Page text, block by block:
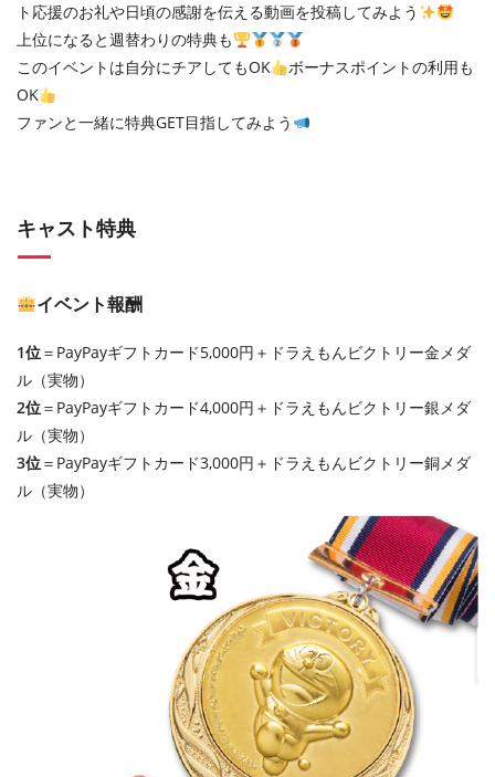
ト応援のお礼や日頃の感謝を伝える動画を投稿してみよう
上位になると週替わりの特典も
このイベントは自分にチアしてもOK
ボーナスポイントの利用も
OK
ファンと一緒に特典GET目指してみよう
キャスト特典
イベント報酬
1位＝PayPayギフトカード5,000円＋ドラえもんビクトリー金メダ
ル（実物）
2位＝PayPayギフトカード4,000円＋ドラえもんビクトリー銀メダ
ル（実物）
3位＝PayPayギフトカード3,000円＋ドラえもんビクトリー銅メダ
ル（実物）